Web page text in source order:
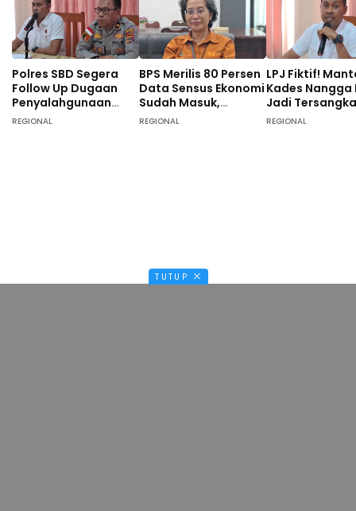
Polres SBD Segera
Follow Up Dugaan
Penyalahgunaan
Dana Desa di Desa
REGIONAL
BPS Merilis 80 Persen
Data Sensus Ekonomi
Sudah Masuk,
Masyarakat SBD
REGIONAL
LPJ Fiktif!
Kades Nangga
Jadi Tersangka
Tunggal, 40
REGIONAL
TUTUP